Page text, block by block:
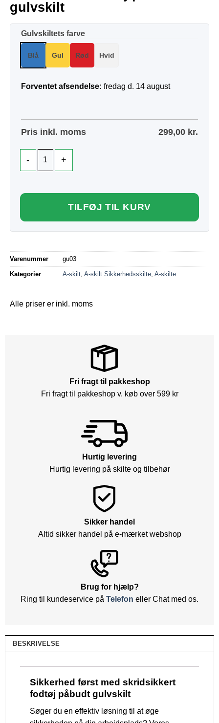
gulvskilt
Gulvskiltets farve
Blå Gul Rød Hvid
Forventet afsendelse: fredag d. 14 august
Pris inkl. moms 299,00 kr.
TILFØJ TIL KURV
Varenummer gu03
Kategorier A-skilt, A-skilt Sikkerhedsskilte, A-skilte
Alle priser er inkl. moms
Fri fragt til pakkeshop
Fri fragt til pakkeshop v. køb over 599 kr
Hurtig levering
Hurtig levering på skilte og tilbehør
Sikker handel
Altid sikker handel på e-mærket webshop
Brug for hjælp?
Ring til kundeservice på Telefon eller Chat med os.
BESKRIVELSE
Sikkerhed først med skridsikkert
fodtøj påbudt gulvskilt
Søger du en effektiv løsning til at øge